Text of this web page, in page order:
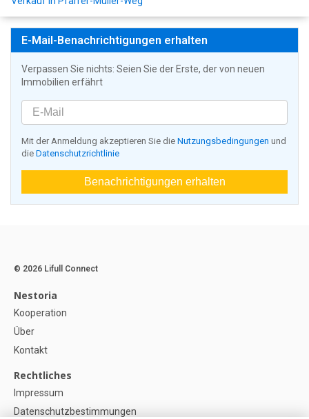
E-Mail-Benachrichtigungen erhalten
Verpassen Sie nichts: Seien Sie der Erste, der von neuen
Immobilien erfährt
Mit der Anmeldung akzeptieren Sie die Nutzungsbedingungen und
die Datenschutzrichtlinie
Benachrichtigungen erhalten
© 2026 Lifull Connect
Nestoria
Kooperation
Über
Kontakt
Rechtliches
Impressum
Datenschutzbestimmungen